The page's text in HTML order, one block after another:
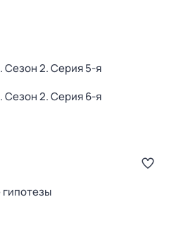
. Сезон 2. Серия 5-я
. Сезон 2. Серия 6-я